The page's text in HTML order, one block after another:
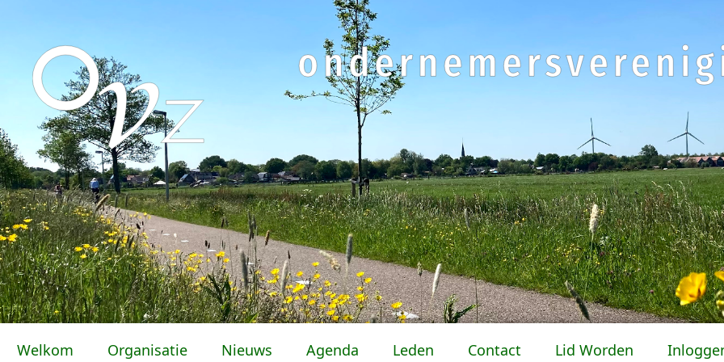
Welkom Organisatie Nieuws Agenda Leden Contact Lid Worden